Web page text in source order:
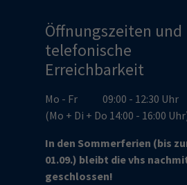
Öffnungszeiten und
telefonische
Erreichbarkeit
Mo - Fr 09:00 - 12:30 Uhr
(Mo + Di + Do 14:00 - 16:00
In den Sommerferien (bis
01.09.) bleibt die vhs
geschlossen!